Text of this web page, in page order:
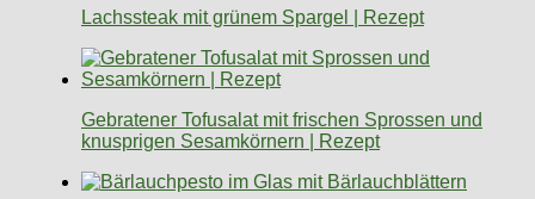
Lachssteak mit grünem Spargel | Rezept
Gebratener Tofusalat mit frischen Sprossen und
knusprigen Sesamkörnern | Rezept